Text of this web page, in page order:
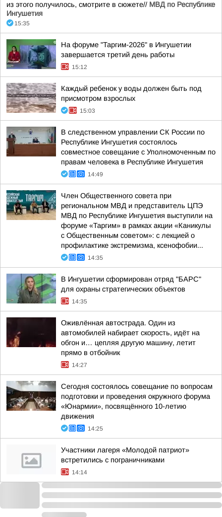
из этого получилось, смотрите в сюжете// МВД по Республике
Ингушетия
15:35
На форуме "Таргим-2026" в Ингушетии
завершается третий день работы
15:12
Каждый ребенок у воды должен быть под
присмотром взрослых
15:03
В следственном управлении СК России по
Республике Ингушетия состоялось
совместное совещание с Уполномоченным по
правам человека в Республике Ингушетия
14:49
Член Общественного совета при
региональном МВД и представитель ЦПЭ
МВД по Республике Ингушетия выступили на
форуме «Таргим» в рамках акции «Каникулы
с Общественным советом»: с лекцией о
профилактике экстремизма, ксенофобии...
14:35
В Ингушетии сформирован отряд "БАРС"
для охраны стратегических объектов
14:35
Оживлённая автострада. Один из
автомобилей набирает скорость, идёт на
обгон и… цепляя другую машину, летит
прямо в отбойник
14:27
Сегодня состоялось совещание по вопросам
подготовки и проведения окружного форума
«Юнармии», посвящённого 10-летию
движения
14:25
Участники лагеря «Молодой патриот»
встретились с пограничниками
14:14